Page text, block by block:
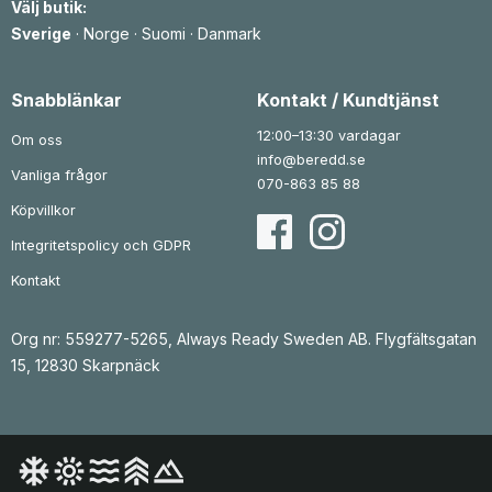
t
a
5
k
.
:
2
r
Välj butik:
Sverige · Norge · Suomi · Danmark
Snabblänkar
Om oss
Vanliga frågor
Köpvillkor
Integritetspolicy och GDPR
Kontakt
Kontakt / Kundtjänst
12:00–13:30 vardagar
info@beredd.se
070-863 85 88
Org nr: 559277-5265, Always Ready Sweden AB. Flygfältsgatan
15, 12830 Skarpnäck